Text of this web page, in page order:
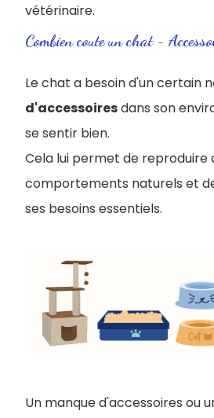
vétérinaire.
Combien coute un chat -
Le chat a besoin d'un certain
d'accessoiresdans son
se sentir bien.
Cela lui permet de reproduire
comportements naturels et
ses besoins essentiels.
Un manque d'accessoires ou